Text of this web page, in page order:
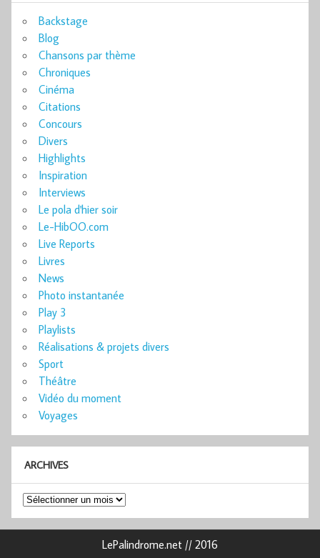
Backstage
Blog
Chansons par thème
Chroniques
Cinéma
Citations
Concours
Divers
Highlights
Inspiration
Interviews
Le pola d'hier soir
Le-HibOO.com
Live Reports
Livres
News
Photo instantanée
Play 3
Playlists
Réalisations & projets divers
Sport
Théâtre
Vidéo du moment
Voyages
ARCHIVES
Archives
LePalindrome.net // 2016